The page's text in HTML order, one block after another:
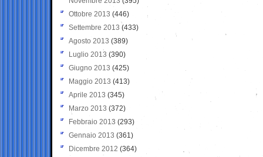
Ottobre 2013 (446)
Settembre 2013 (433)
Agosto 2013 (389)
Luglio 2013 (390)
Giugno 2013 (425)
Maggio 2013 (413)
Aprile 2013 (345)
Marzo 2013 (372)
Febbraio 2013 (293)
Gennaio 2013 (361)
Dicembre 2012 (364)